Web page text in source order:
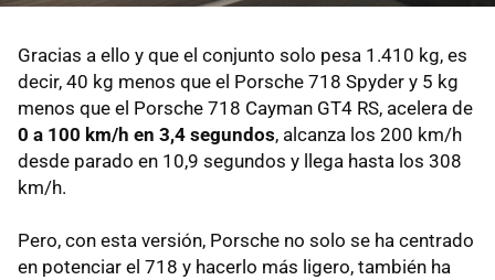
Gracias a ello y que el conjunto solo pesa 1.410 kg, es
decir, 40 kg menos que el Porsche 718 Spyder y 5 kg
menos que el Porsche 718 Cayman GT4 RS, acelera de
0 a 100 km/h en 3,4 segundos, alcanza los 200 km/h
desde parado en 10,9 segundos y llega hasta los 308
km/h.
Pero, con esta versión, Porsche no solo se ha centrado
en potenciar el 718 y hacerlo más ligero, también ha